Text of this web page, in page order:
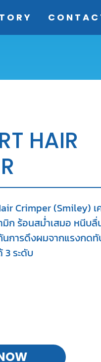
HAIR
Crimper (Smiley)
ก ร้อนสม่ำเสมอ หนีบลื่
การดึงผมจากแรงกดทั
ระดับ